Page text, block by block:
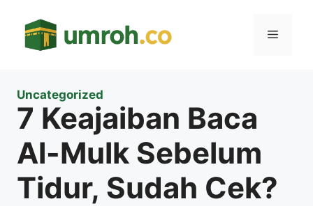
Menu
Uncategorized
7 Keajaiban Baca
Al-Mulk Sebelum
Tidur, Sudah Cek?